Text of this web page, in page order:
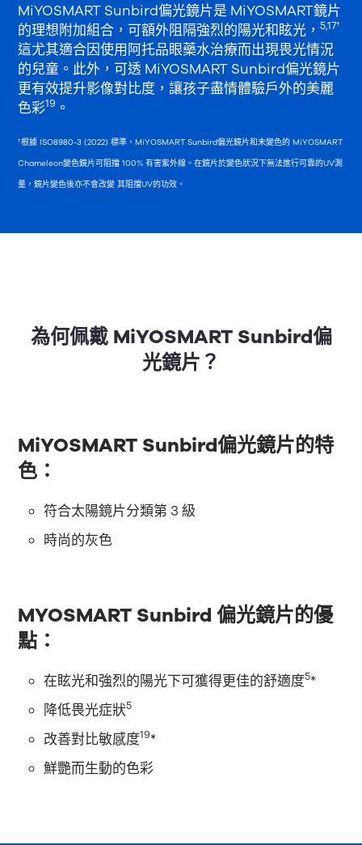
MiYOSMART Sunbird偏光鏡片是 MiYOSMART鏡片
的理想附加組合，可額外阻隔強烈的陽光和眩光，5,17†
這尤其適合因使用阿托品眼藥水治療而出現畏光情況
的兒童。此外，可透 MiYOSMART Sunbird偏光鏡片
更有效提升影像對比度，讓孩子盡情體驗戶外的美麗
色彩19 。
†根據 ISO8980-3 (2022) 標準，MiYOSMART Sunbird偏光鏡片和未變色的 MiYOSMART
Chameleon變色鏡片可阻擋 100% 有害紫外線。在鏡片於變色狀況下無法進行可靠的UV測
量，鏡片變色後亦不會改變 其阻擋UV的功效。
為何佩戴 MiYOSMART Sunbird偏
光鏡片？
MiYOSMART Sunbird偏光鏡片的特
色：
符合太陽鏡片分類第 3 級
時尚的灰色
MYOSMART Sunbird 偏光鏡片的優
點：
在眩光和強烈的陽光下可獲得更佳的舒適度5*
降低畏光症狀5
改善對比敏感度19*
鮮艷而生動的色彩